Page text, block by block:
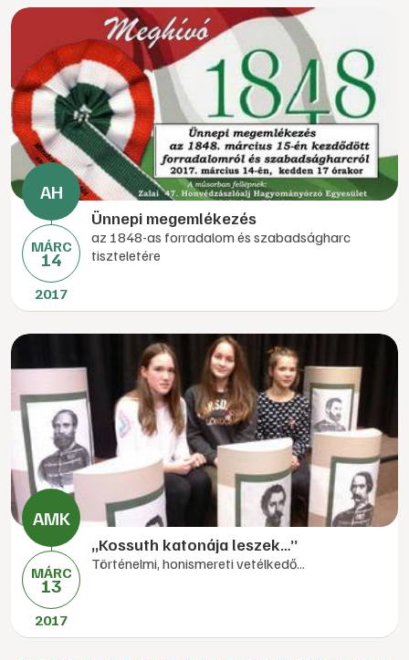
MÁRC
14
2017
Ünnepi megemlékezés
az 1848-as forradalom és szabadságharc
tiszteletére
MÁRC
13
2017
„Kossuth katonája leszek…”
Történelmi, honismereti vetélkedő...